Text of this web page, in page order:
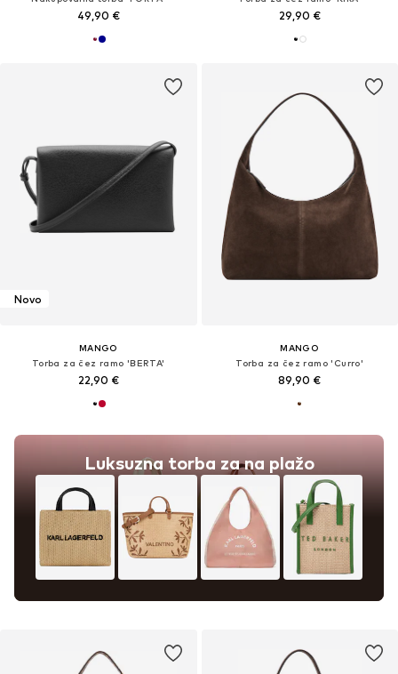
49,90 € 29,90 €
Novo
MANGO
Torba za čez ramo 'BERTA'
22,90 €
Luksuzna torba za na plažo
MANGO
Torba za čez ramo 'Curro'
89,90 €